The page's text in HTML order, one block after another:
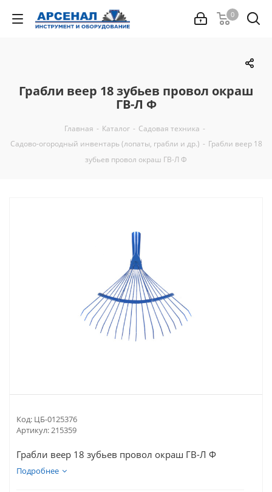
0
Грабли веер 18 зубьев провол окраш
ГВ-Л Ф
Главная - Каталог - Садовая техника -
Садово-огородный инвентарь (лопаты, грабли и др.) - Грабли веер 18
зубьев провол окраш ГВ-Л Ф
Код: ЦБ-0125376
Артикул:215359
Грабли веер 18 зубьев провол окраш ГВ-Л Ф
Подробнее